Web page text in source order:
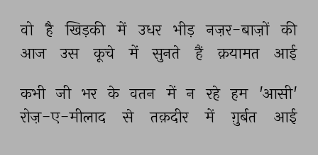
वो है खिड़की में उधर भीड़ नज़र-बाज़ों की
आज
उस कूचे में सुनते हैं क़यामत आई
कभी जी भर के वतन में न रहे हम 'आसी'
रोज़-ए-मीलाद
से तक़दीर में ग़ुर्बत आई